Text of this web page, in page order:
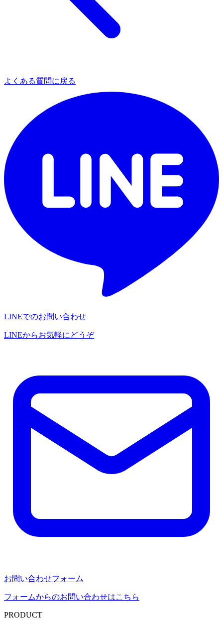
よくある質問に戻る
LINEでのお問い合わせ
LINEからお気軽にどうぞ
お問い合わせフォーム
フォームからのお問い合わせはこちら
PRODUCT